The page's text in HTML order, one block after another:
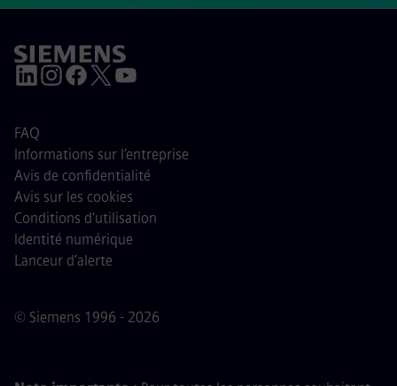
© Siemens 1996 - 2026
FAQ
Informations sur l’entreprise
Avis de confidentialité
Avis sur les cookies
Conditions d'utilisation
Identité numérique
Lanceur d’alerte